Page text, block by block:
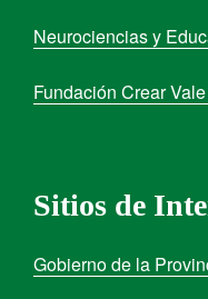
Neurociencias y
Fundación Crear
Sitios de
Gobierno de la